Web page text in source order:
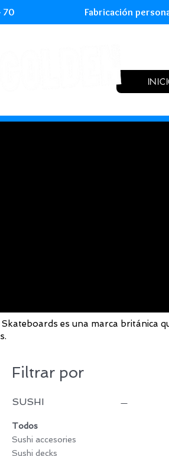
54 70 Fabricación
Skateboards es una marca británica
Filtrar por
SUSHI
Todos
Sushi accesories
Sushi decks